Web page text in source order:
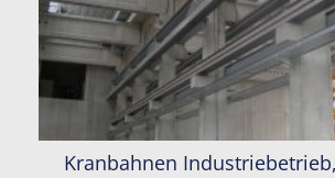
Kranbahnen